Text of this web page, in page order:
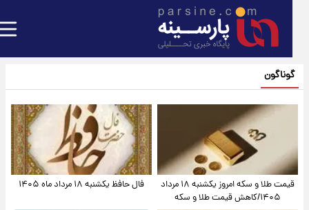
گوناگون
قیمت طلا و سکه امروز یکشنبه ۱۸ مرداد
۱۴۰۵/کاهش قیمت طلا و سکه
فال حافظ یکشنبه ۱۸ مرداد ماه ۱۴۰۵